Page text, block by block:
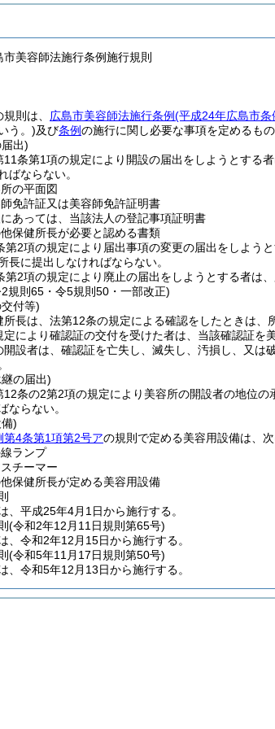
市美容師法施行条例施行規則
規則は、 広島市美容師法施行条例(平成24年広島市
う。)及び条例の施行に関し必要な事項を定めるもの
出)
11条第1項の規定により開設の届出をしようとする
ばならない。
の平面図
免許証又は美容師免許証明書
あっては、当該法人の登記事項証明書
保健所長が必要と認める書類
第2項の規定により届出事項の変更の届出をしよう
長に提出しなければならない。
第2項の規定により廃止の届出をしようとする者は
規則65・令5規則50・一部改正)
付等)
所長は、法第12条の規定による確認をしたときは、
定により確認証の交付を受けた者は、当該確認証を
開設者は、確認証を亡失し、滅失し、汚損し、又
の届出)
12条の2第2項の規定により美容所の開設者の地位
ならない。
)
第4条第1項第2号アの規則で定める美容用設備は、
ランプ
チーマー
保健所長が定める美容用設備
、平成25年4月1日から施行する。
(令和2年12月11日規則第65号)
、令和2年12月15日から施行する。
(令和5年11月17日規則第50号)
、令和5年12月13日から施行する。